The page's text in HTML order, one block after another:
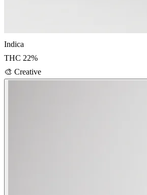
Indica
THC 22%
🎨 Creative